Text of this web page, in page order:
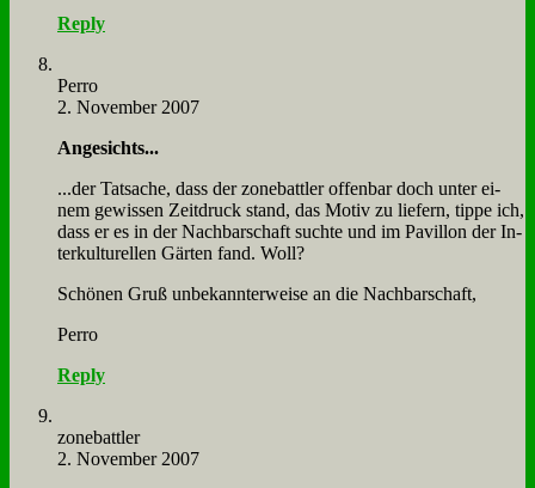
Reply
Per­ro
2. November 2007
An­ge­sichts...
...der Tat­sa­che, dass der zone­batt­ler of­fen­bar doch un­ter ei­
nem ge­wis­sen Zeit­druck stand, das Mo­tiv zu lie­fern, tip­pe ich,
dass er es in der Nach­bar­schaft such­te und im Pa­vil­lon der In­
ter­kul­tu­rel­len Gär­ten fand. Woll?
Schö­nen Gruß un­be­kann­ter­wei­se an die Nach­bar­schaft,
Per­ro
Reply
zone­batt­ler
2. November 2007